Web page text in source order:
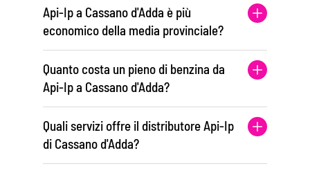
Api-Ip a Cassano d'Adda è più
economico della media provinciale?
Quanto costa un pieno di benzina da
Api-Ip a Cassano d'Adda?
Quali servizi offre il distributore Api-Ip
di Cassano d'Adda?